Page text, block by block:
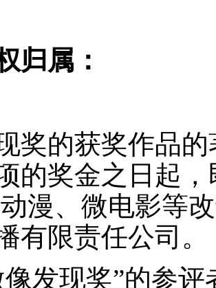
归属：
奖的获奖作品
的奖金之日起
漫、微电影等
有限责任公司。
像发现奖”的参